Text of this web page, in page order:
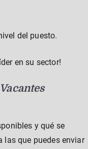
del puesto.
en su sector!
y qué se
las que puedes enviar